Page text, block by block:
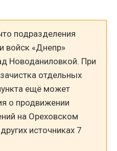
подразделения
войск «Днепр»
Новоданиловкой. При
отдельных
ещё может
о продвижении
на Ореховском
источниках 7